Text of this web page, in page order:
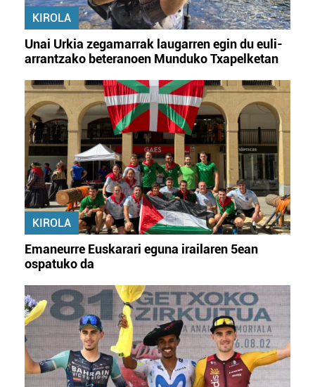
KIROLA
Unai Urkia zegamarrak laugarren egin du euli-
arrantzako beteranoen Munduko Txapelketan
KIROLA
Emaneurre Euskarari eguna irailaren 5ean
ospatuko da